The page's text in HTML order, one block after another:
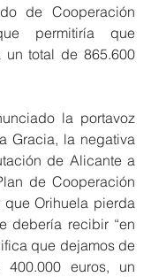
de Cooperación
permitiría que
un total de 865.600
la portavoz
Gracia, la negativa
de Alicante a
de Cooperación
Orihuela pierda
debería recibir “en
que dejamos de
euros, un